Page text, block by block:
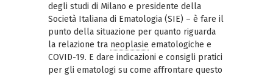
degli studi di Milano e presidente della
Società Italiana di Ematologia (SIE) – è fare il
punto della situazione per quanto riguarda
la relazione tra neoplasie ematologiche e
COVID-19. E dare indicazioni e consigli pratici
per gli ematologi su come affrontare questo